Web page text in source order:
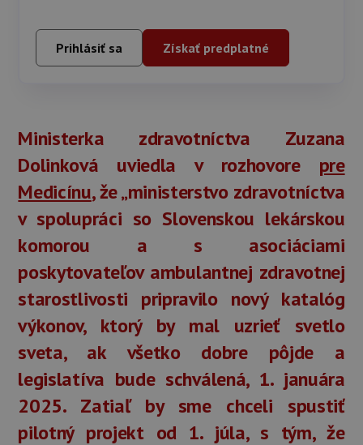
Prihlásiť sa Získať predplatné
Ministerka zdravotníctva Zuzana
Dolinková uviedla v rozhovore pre
Medicínu, že „ministerstvo zdravotníctva
v spolupráci so Slovenskou lekárskou
komorou a s asociáciami
poskytovateľov ambulantnej zdravotnej
starostlivosti pripravilo nový katalóg
výkonov, ktorý by mal uzrieť svetlo
sveta, ak všetko dobre pôjde a
legislatíva bude schválená, 1. januára
2025. Zatiaľ by sme chceli spustiť
pilotný projekt od 1. júla, s tým, že